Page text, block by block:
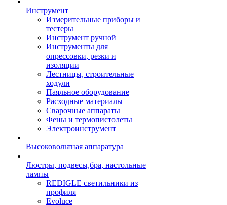
Инструмент
Измерительные приборы и
тестеры
Инструмент ручной
Инструменты для
опрессовки, резки и
изоляции
Лестницы, строительные
ходули
Паяльное оборудование
Расходные материалы
Сварочные аппараты
Фены и термопистолеты
Электроинструмент
Высоковольтная аппаратура
Люстры, подвесы,бра, настольные
лампы
REDIGLE светильники из
профиля
Evoluce